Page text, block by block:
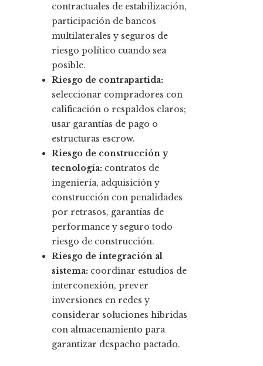
contractuales de estabilización,
participación de bancos
multilaterales y seguros de
riesgo político cuando sea
posible.
Riesgo de contrapartida:
seleccionar compradores con
calificación o respaldos claros;
usar garantías de pago o
estructuras escrow.
Riesgo de construcción y
tecnología: contratos de
ingeniería, adquisición y
construcción con penalidades
por retrasos, garantías de
performance y seguro todo
riesgo de construcción.
Riesgo de integración al
sistema: coordinar estudios de
interconexión, prever
inversiones en redes y
considerar soluciones híbridas
con almacenamiento para
garantizar despacho pactado.